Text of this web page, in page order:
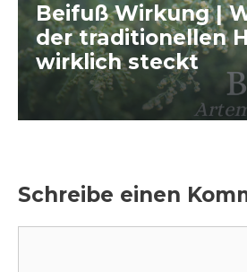
Beifuß Wirkung |
der traditionellen
wirklich steckt
Schreibe einen